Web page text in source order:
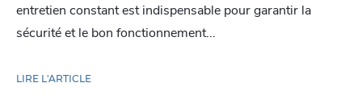
entretien constant est indispensable pour garantir la
sécurité et le bon fonctionnement...
LIRE L'ARTICLE